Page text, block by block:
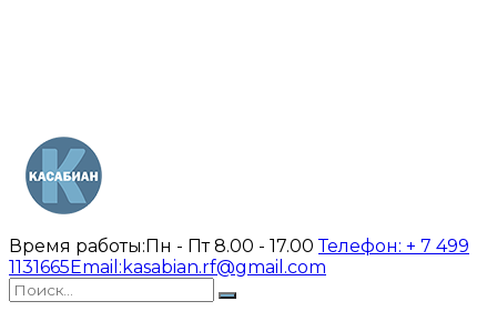
Время работы:Пн - Пт 8.00 - 17.00Телефон: + 7 499
1131665Email: kasabian.rf@gmail.com